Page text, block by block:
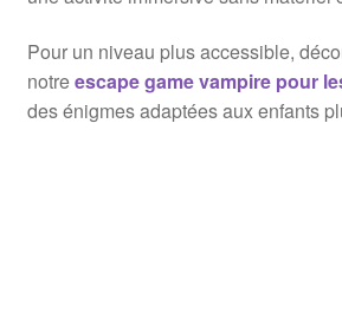
Pour un niveau plus accessible,
notreescape game vampire pour
des énigmes adaptées aux enfants